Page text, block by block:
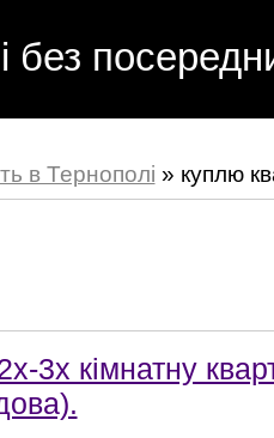
в Тернополі » куплю
3х кімнатну